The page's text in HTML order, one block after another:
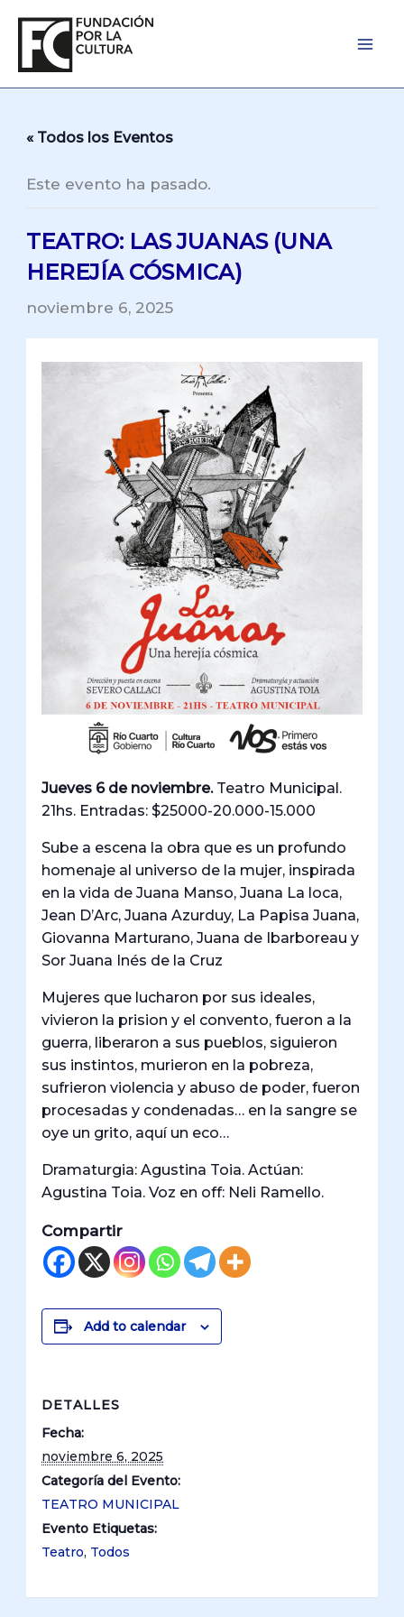
contenido
« Todos los Eventos
Este evento ha pasado.
TEATRO: LAS JUANAS (UNA
HEREJÍA CÓSMICA)
noviembre 6, 2025
Jueves 6 de noviembre.Teatro Municipal.
21hs. Entradas: $25000-20.000-15.000
Sube a escena la obra que es un profundo
homenaje al universo de la mujer, inspirada
en la vida de Juana Manso, Juana La loca,
Jean DʼArc, Juana Azurduy, La Papisa Juana,
Giovanna Marturano, Juana de Ibarboreau y
Sor Juana Inés de la Cruz
Mujeres que lucharon por sus ideales,
vivieron la prision y el convento, fueron a la
guerra, liberaron a sus pueblos, siguieron
sus instintos, murieron en la pobreza,
sufrieron violencia y abuso de poder, fueron
procesadas y condenadas… en la sangre se
oye un grito, aquí un eco…
Dramaturgia: Agustina Toia. Actúan:
Agustina Toia. Voz en off: Neli Ramello.
Compartir
Add to calendar
DETALLES
Fecha:
noviembre 6, 2025
Categoría del Evento:
TEATRO MUNICIPAL
Evento Etiquetas:
Teatro, Todos